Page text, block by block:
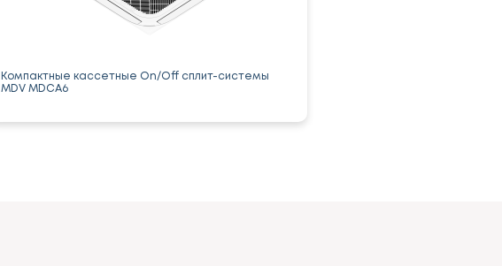
Компактные кассетные On/Off сплит-системы
MDV MDCA6